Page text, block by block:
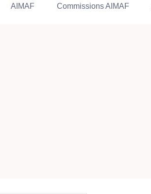
AIMAF Commissions AIMAF